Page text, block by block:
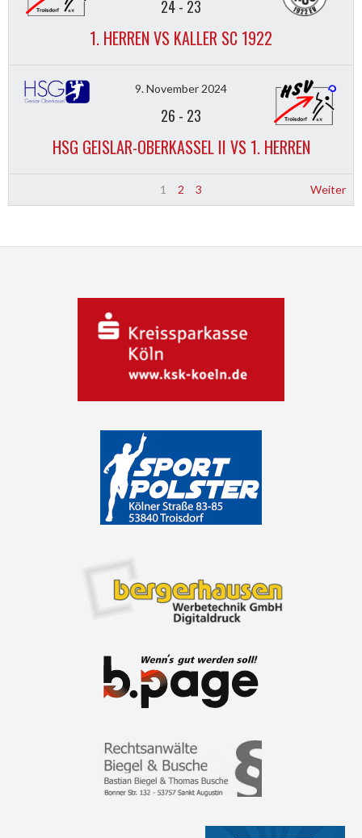
24- 23
1. HERREN VS KALLER SC 1922
9. November 2024
26 - 23
HSG GEISLAR-OBERKASSEL II VS 1. HERREN
1 2 3 Weiter